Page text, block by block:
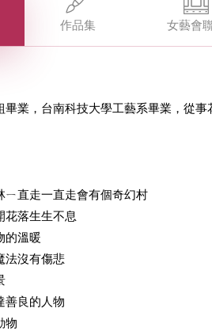
作品集 女藝會
畢業，台南科技大學工藝系畢業，從
ㄧ直走一直走會有個奇幻村
花落生生不息
的溫暖
法沒有傷悲
善良的人物
物